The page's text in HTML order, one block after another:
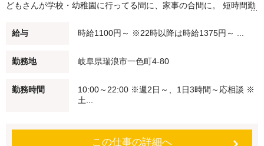
どもさんが学校・幼稚園に行ってる間に、家事の合間に。 短時間勤
夕方（例：18時～21時）/深夜バイト（例：21時～閉店）勤務でき
る方歓迎！ 22時以降は時給25％UP♪ Wワーク・シニアの方も積極
で食べることができます。 ●従業員割引特典 「従業員割引券」を進
OK！ 副業・WワークOK 履歴書不要でかんたん応募♪
給与 時給1100円～ ※22時以降は時給1375円～ ...
勤務地 岐阜県瑞浪市一色町4-80
勤務時間
10:00～22:00 ※週2日～、1日3時間～応相談 ※
土...
この仕事の詳細へ